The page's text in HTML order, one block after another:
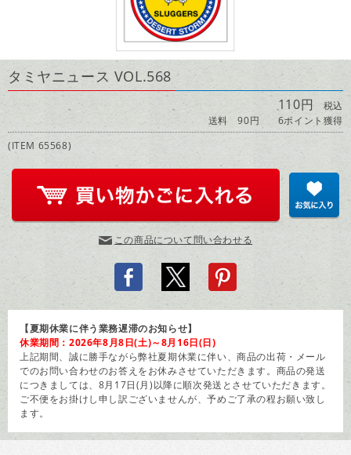
タミヤニュース VOL.568
110円 税込
送料 90円
6ポイント獲得
(ITEM 65568)
この商品について問い合わせる
【夏期休業に伴う業務遅滞のお知らせ】
休業期間：2026年8月8日(土)～8月16日(日)
上記期間、誠に勝手ながら弊社夏期休業に伴い、商品の出荷・メール
でのお問い合わせのお答えをお休みさせていただきます。商品の発送
につきましては、8月17日(月)以降に順次発送とさせていただきます。
ご不便をお掛けし申し訳ございませんが、予めご了承の程お願い致し
ます。